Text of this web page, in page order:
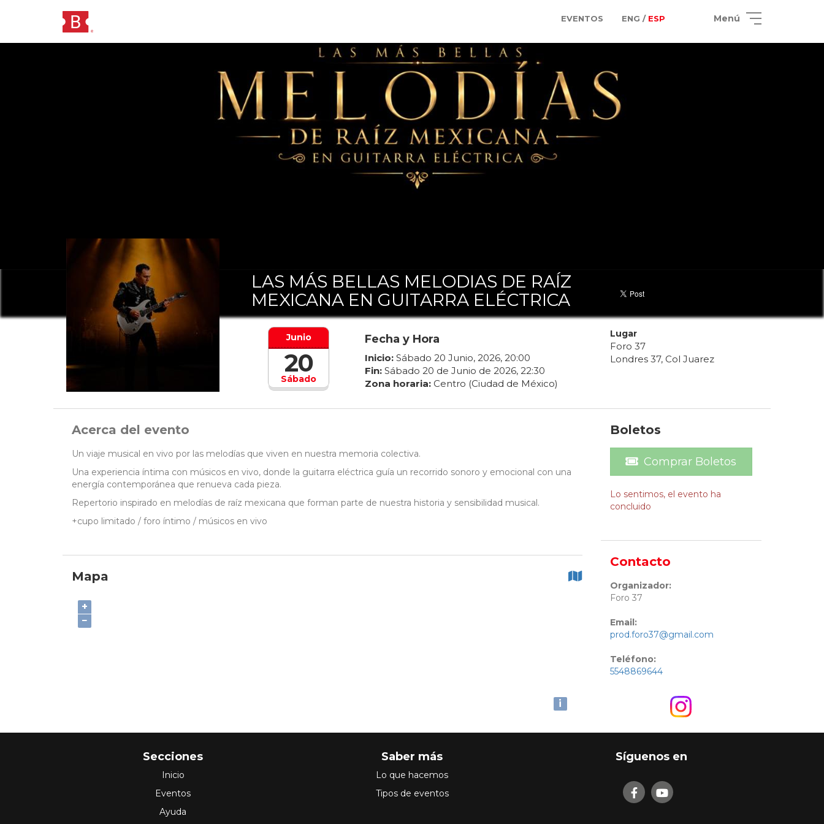
EVENTOS ENG / ESP Menú
LAS MÁS BELLAS MELODIAS DE RAÍZ
MEXICANA EN GUITARRA ELÉCTRICA
Sábado
Junio
20
Fecha y Hora
Inicio: Sábado 20 Junio, 2026, 20:00
Fin: Sábado 20 de Junio de 2026, 22:30
Zona horaria: Centro (Ciudad de México)
Lugar
Foro 37
Londres 37, Col Juarez
Acerca del evento
Un viaje musical en vivo por las melodías que viven en nuestra memoria colectiva.
Una experiencia íntima con músicos en vivo, donde la guitarra eléctrica guía un recorrido sonoro y emocional con una
energía contemporánea que renueva cada pieza.
Repertorio inspirado en melodías de raíz mexicana que forman parte de nuestra historia y sensibilidad musical.
+cupo limitado / foro íntimo / músicos en vivo
Mapa
+
−
i
Boletos
Comprar Boletos
Lo sentimos, el evento ha
concluido
Contacto
Organizador:
Foro 37
Email:
prod.foro37@gmail.com
Teléfono:
5548869644
Secciones
Inicio
Eventos
Ayuda
Saber más
Lo que hacemos
Tipos de eventos
Síguenos en